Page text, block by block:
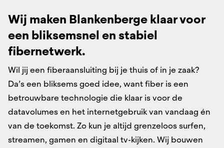
Wij maken Blankenberge klaar voor
een bliksemsnel ​en stabiel
fibernetwerk.​
Wil jij een fiberaansluiting bij je thuis of in je zaak?
Da’s een bliksems goed idee, want fiber is een
betrouwbare technologie die klaar is voor de
datavolumes en het internetgebruik van vandaag én
van de toekomst. Zo kun je altijd grenzeloos surfen,
streamen, gamen en digitaal tv-kijken. Wij bouwen